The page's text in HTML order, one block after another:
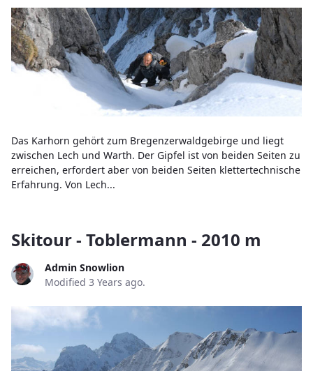
Das Karhorn gehört zum Bregenzerwaldgebirge und liegt
zwischen Lech und Warth. Der Gipfel ist von beiden Seiten zu
erreichen, erfordert aber von beiden Seiten klettertechnische
Erfahrung. Von Lech...
Skitour - Toblermann - 2010 m
Admin Snowlion
Modified 3 Years ago.